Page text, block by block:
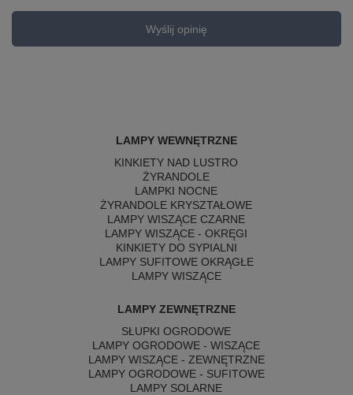
Wyślij opinię
LAMPY WEWNĘTRZNE
KINKIETY NAD LUSTRO
ŻYRANDOLE
LAMPKI NOCNE
ŻYRANDOLE KRYSZTAŁOWE
LAMPY WISZĄCE CZARNE
LAMPY WISZĄCE - OKRĘGI
KINKIETY DO SYPIALNI
LAMPY SUFITOWE OKRĄGŁE
LAMPY WISZĄCE
LAMPY ZEWNĘTRZNE
SŁUPKI OGRODOWE
LAMPY OGRODOWE - WISZĄCE
LAMPY WISZĄCE - ZEWNĘTRZNE
LAMPY OGRODOWE - SUFITOWE
LAMPY SOLARNE